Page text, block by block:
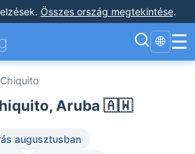
. Összes ország megtekintése.
🌐 ☰
Aruba 🇦🇼
augusztusban